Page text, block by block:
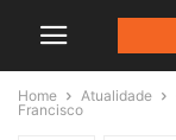
Home Atualidade
Francisco